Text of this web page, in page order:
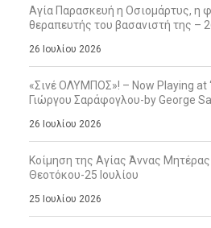
Αγία Παρασκευή η Οσιομάρτυς, η
θεραπευτής του βασανιστή της –
26 Ιουλίου 2026
«Σινέ ΟΛΥΜΠΟΣ»! – Now Playing at
Γιώργου Σαράφογλου-by George
26 Ιουλίου 2026
Κοίμηση της Αγίας Άννας
Θεοτόκου-25 Ιουλίου
25 Ιουλίου 2026